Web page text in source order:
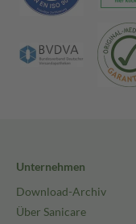
Unternehmen
Download-Archiv
Über Sanicare